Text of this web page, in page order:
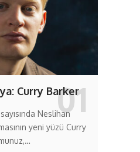
Curry Barker
Neslihan
yeni yüzü Curry